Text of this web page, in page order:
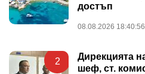
достъп
08.08.2026 18:40:56
2
Дирекцията
шеф, ст.